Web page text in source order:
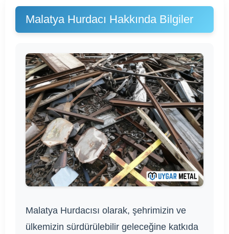
Malatya Hurdacı Hakkında Bilgiler
Malatya Hurdacısı olarak, şehrimizin ve
ülkemizin sürdürülebilir geleceğine katkıda